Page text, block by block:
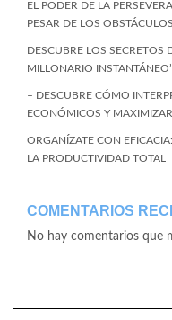
EL PODER DE LA
PESAR DE LOS OBSTÁCULOS
DESCUBRE LOS SECRETOS
MILLONARIO
– DESCUBRE CÓMO
ECONÓMICOS Y
ORGANÍZATE CON
LA PRODUCTIVIDAD TOTAL
COMENTARIOS
No hay comentarios que